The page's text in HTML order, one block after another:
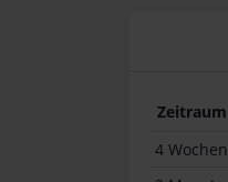
Zeitraum
4 Wochen